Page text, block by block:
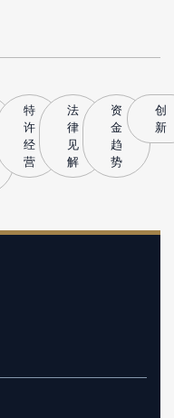
特
许
经
营
法
律
见
解
资
金
趋
势
创
新